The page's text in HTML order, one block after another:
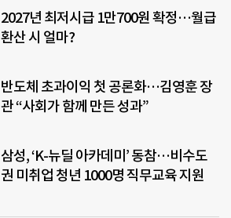
2027년 최저시급 1만700원 확정…월급
환산 시 얼마?
반도체 초과이익 첫 공론화…김영훈 장
관 “사회가 함께 만든 성과”
삼성, ‘K-뉴딜 아카데미’ 동참…비수도
권 미취업 청년 1000명 직무교육 지원